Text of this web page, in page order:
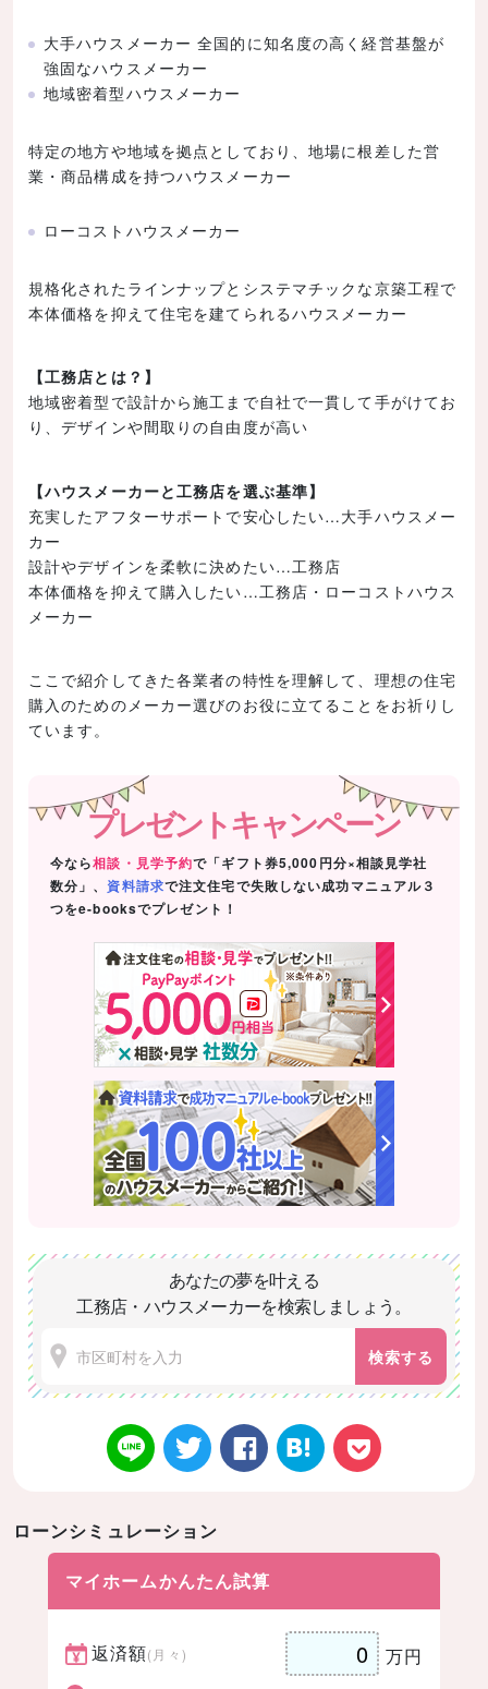
大手ハウスメーカー 全国的に知名度の高く経営基盤が
強固なハウスメーカー
地域密着型ハウスメーカー
特定の地方や地域を拠点としており、地場に根差した営
業・商品構成を持つハウスメーカー
ローコストハウスメーカー
規格化されたラインナップとシステマチックな京築工程で
本体価格を抑えて住宅を建てられるハウスメーカー
【工務店とは？】
地域密着型で設計から施工まで自社で一貫して手がけてお
り、デザインや間取りの自由度が高い
【ハウスメーカーと工務店を選ぶ基準】
充実したアフターサポートで安心したい…大手ハウスメー
カー
設計やデザインを柔軟に決めたい…工務店
本体価格を抑えて購入したい…工務店・ローコストハウス
メーカー
ここで紹介してきた各業者の特性を理解して、理想の住宅
購入のためのメーカー選びのお役に立てることをお祈りし
ています。
プレゼントキャンペーン
今なら相談・見学予約で「ギフト券5,000円分×相談見学社
数分」、 資料請求で注文住宅で失敗しない成功マニュアル３
つをe-booksでプレゼント！
あなたの夢を叶える
工務店・ハウスメーカーを検索しましょう。
検索する
LINE Twitt
ローンシミュレーション
マイホームかんたん試算
返済額(月々) 万円